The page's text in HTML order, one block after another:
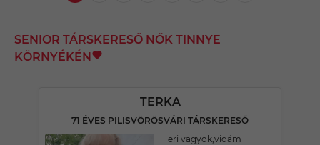
SENIOR TÁRSKERESŐ NŐK TINNYE
KÖRNYÉKÉN
TERKA
71 ÉVES PILISVÖRÖSVÁRI TÁRSKERESŐ
Teri vagyok,vidám